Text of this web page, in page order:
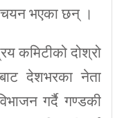
चयन भएका छन् ।
कमिटीको दोश्रो
देशभरका नेता
गर्दै गण्डकी